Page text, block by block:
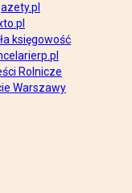
księgowość
Rolnicze
Warszawy